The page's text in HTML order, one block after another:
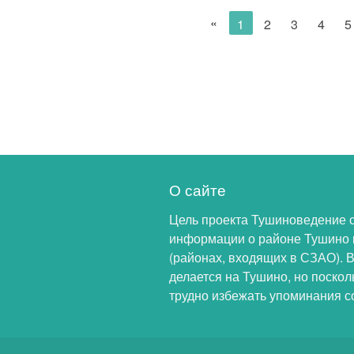
« 1 2 3 4 5
О сайте
Цель проекта Тушиноведение
информации о районе Тушино
(районах, входящих в СЗАО).
делается на Тушино, но
трудно избежать упоминания